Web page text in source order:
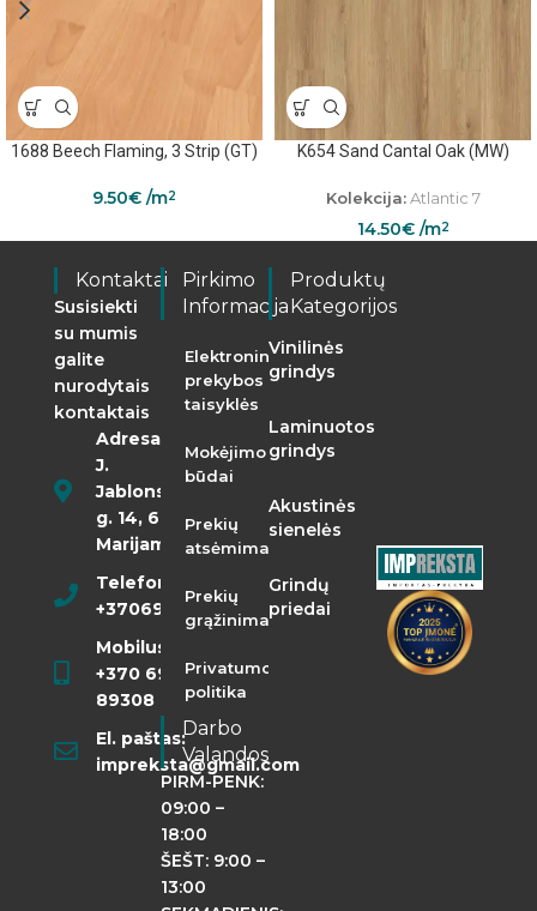
1688 Beech Flaming, 3 Strip (GT)
9.50€ /m2
K654 Sand Cantal Oak (MW)
Kolekcija:Atlantic 7
14.50€/m2
Kontaktai
Susisiekti
su mumis
galite
nurodytais
kontaktais
Adresas:
J.
Jablonskio
g. 14, 68290
Marijampolė
Telefonas:
+37069855400
Mobilusis:
+370 698
89308
El. paštas:
impreksta@gmail.com
Pirkimo
Informacija
Elektroninės
prekybos
taisyklės
Mokėjimo
būdai
Prekių
atsėmimas
Prekių
grąžinimas
Privatumo
politika
Darbo
Valandos
PIRM-PENK:
09:00 –
18:00
ŠEŠT: 9:00 –
13:00
Produktų
Kategorijos
Vinilinės
grindys
Laminuotos
grindys
Akustinės
sienelės
Grindų
priedai